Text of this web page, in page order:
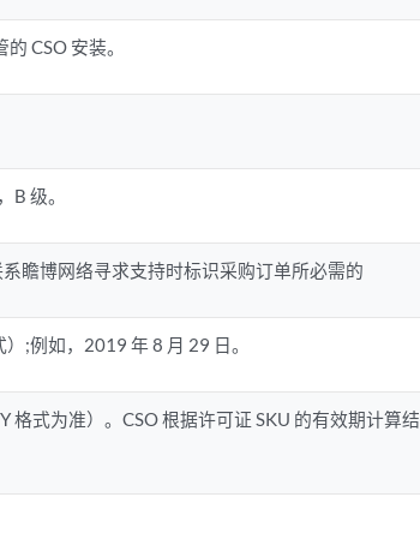
CSO 安装。
级。
瞻博网络寻求支持时标识采购订单所必需的
;例如，2019 年 8 月 29 日。
式为准）。CSO 根据许可证 SKU 的有效期计算结